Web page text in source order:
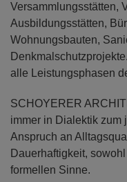
Versammlungsstätten,
Ausbildungsstätten,
Wohnungsbauten,
alle Leistungsphasen
SCHOYERER
immer in Dialektik zum
Anspruch an
Dauerhaftigkeit,
formellen Sinne.